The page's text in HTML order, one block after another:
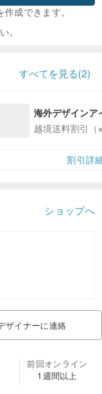
作成できます。
。
すべてを見る(2)
海外デザインア
入
越境送料割引（
割引詳
ショップへ
ザイナーに連絡
前回オンライン
1週間以上